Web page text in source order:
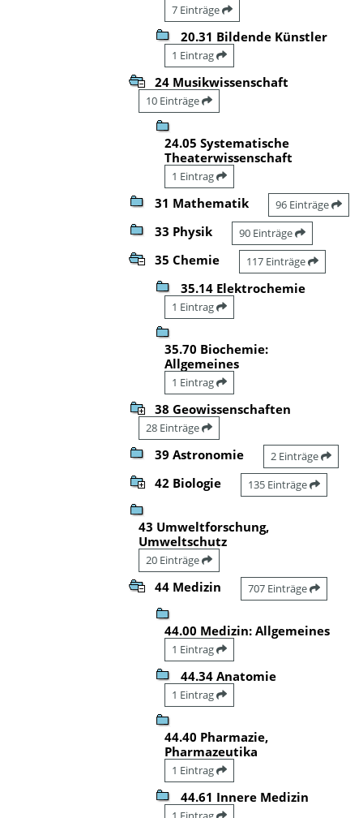
7 Einträge
20.31 Bildende Künstler
1 Eintrag
24 Musikwissenschaft
10 Einträge
24.05 Systematische
Theaterwissenschaft
1 Eintrag
31 Mathematik 96 Einträge
33 Physik 90 Einträge
35 Chemie 117 Einträge
35.14 Elektrochemie
1 Eintrag
35.70 Biochemie:
Allgemeines
1 Eintrag
38 Geowissenschaften
28 Einträge
39 Astronomie 2 Einträge
42 Biologie 135 Einträge
43 Umweltforschung,
Umweltschutz
20 Einträge
44 Medizin 707 Einträge
44.00 Medizin: Allgemeines
1 Eintrag
44.34 Anatomie
1 Eintrag
44.40 Pharmazie,
Pharmazeutika
1 Eintrag
44.61 Innere Medizin